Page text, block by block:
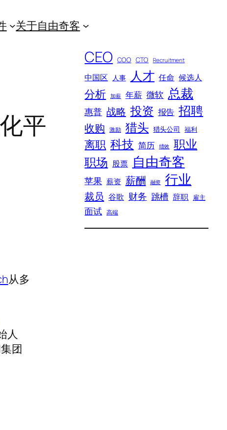
关于自由奇客
平
从多
人
团
CEO COO CTO Recruitment
中国区 人事 人才 任命 候选人
分析 加薪 年薪 微软 总裁
惠普 战略 投资 报告 招聘
收购 激励 猎头 猎头公司 福利
离职 科技 简历 绩效 职业
职场 股票 自由奇客
苹果 薪资 薪酬 融资 行业
裁员 谷歌 财务 跳槽 辞职 雇主
面试 高端